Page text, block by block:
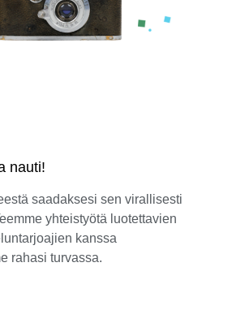
nauti!
saadaksesi sen virallisesti
yhteistyötä luotettavien
kanssa
rahasi turvassa.